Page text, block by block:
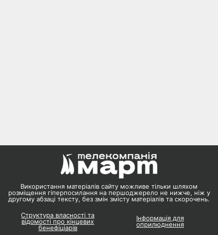
Використання матеріалів сайту можливе тільки шляхом
розміщення гіперпосилання на першоджерело не нижче, ніж у
другому абзаці тексту, без змін змісту матеріалів та скорочень.
Структура власності та
відомості про кінцевих
бенефіціарів
Інформація для
оприлюднення